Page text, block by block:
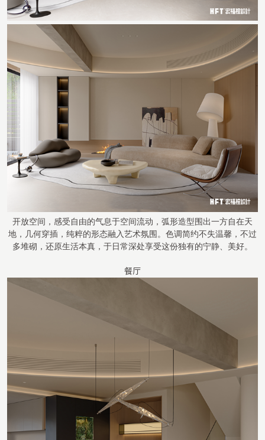
开放空间，感受自由的气息于空间流动，弧形造型围出一方自在天
地，几何穿插，纯粹的形态融入艺术氛围。色调简约不失温馨，不过
多堆砌，还原生活本真，于日常深处享受这份独有的宁静、美好。
餐厅